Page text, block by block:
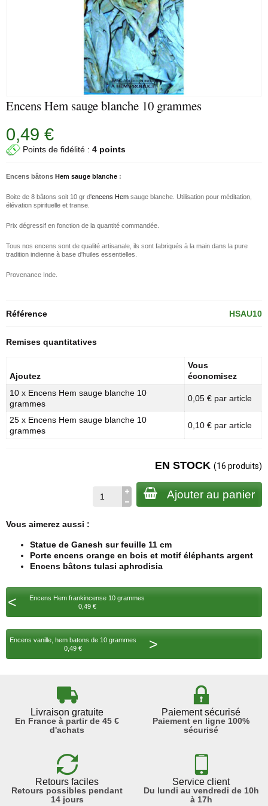
Encens Hem sauge blanche 10 grammes
0,49 €
Points de fidélité : 4 points
Encens bâtons Hem sauge blanche :
Boite de 8 bâtons soit 10 gr d'encens Hem sauge blanche. Utilisation pour méditation,
élévation spirituelle et transe.
Prix dégressif en fonction de la quantité commandée.
Tous nos encens sont de qualité artisanale, ils sont fabriqués à la main dans la pure
tradition indienne à base d'huiles essentielles.
Provenance Inde.
Référence HSAU10
Remises quantitatives
Ajoutez
Vous
économisez
10 x Encens Hem sauge blanche 10
grammes
0,05 € par article
25 x Encens Hem sauge blanche 10
grammes
0,10 € par article
EN STOCK (16 produits)
Ajouter au panier
Vous aimerez aussi :
Statue de Ganesh sur feuille 11 cm
Porte encens orange en bois et motif éléphants argent
Encens bâtons tulasi aphrodisia
<
Encens Hem frankincense 10 grammes
0,49 €
Encens vanille, hem batons de 10 grammes
0,49 €
>
Livraison gratuite
En France à partir de 45 €
d'achats
Paiement sécurisé
Paiement en ligne 100%
sécurisé
Retours faciles
Retours possibles pendant
14 jours
Service client
Du lundi au vendredi de 10h
à 17h